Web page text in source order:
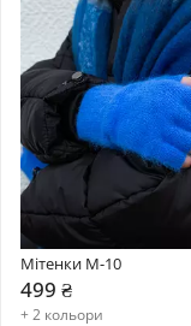
Мітенки M-10
499 ₴
+ 2 кольори